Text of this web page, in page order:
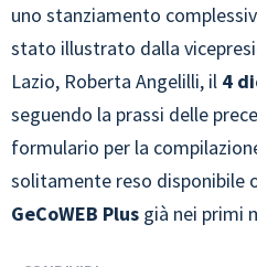
uno stanziamento
stato illustrato dalla
Lazio, Roberta Angelilli, il 4
seguendo la prassi delle
formulario per la
solitamente reso disponibile
GeCoWEB Plus già nei primi